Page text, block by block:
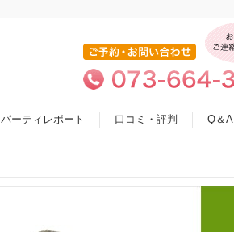
パーティレポート 口コミ・評判 Q＆A